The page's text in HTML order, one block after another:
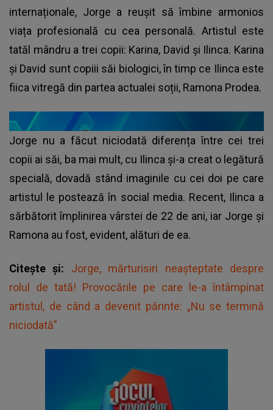
internaționale, Jorge a reușit să îmbine armonios
viața profesională cu cea personală. Artistul este
tatăl mândru a trei copii: Karina, David și Ilinca. Karina
și David sunt copiii săi biologici, în timp ce Ilinca este
fiica vitregă din partea actualei soții, Ramona Prodea.
Jorge nu a făcut niciodată diferența între cei trei
copii ai săi, ba mai mult, cu Ilinca și-a creat o legătură
specială, dovadă stând imaginile cu cei doi pe care
artistul le postează în social media. Recent, Ilinca a
sărbătorit împlinirea vârstei de 22 de ani, iar Jorge și
Ramona au fost, evident, alături de ea.
Citește și: Jorge, mărturisiri neașteptate despre
rolul de tată! Provocările pe care le-a întâmpinat
artistul, de când a devenit părinte: „Nu se termină
niciodată”